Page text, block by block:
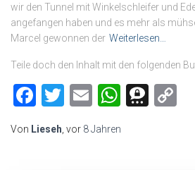
wir den Tunnel mit Winkelschleifer und
angefangen haben und es mehr als
Marcel gewonnen der Weiterlesen…
Teile doch den Inhalt mit den folgenden
Facebook
Twitter
Email
Von Lieseh , vor 8 Jahren